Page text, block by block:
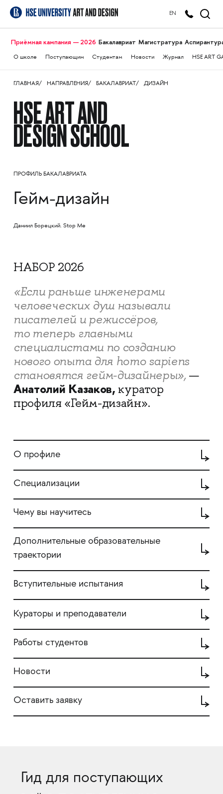
EN
Приёмная кампания — 2026 Бакалавриат Магистратура
О школе Поступающим Студентам Новости Журнал HSE ART
ГЛАВНАЯ НАПРАВЛЕНИЯ БАКАЛАВРИАТ ДИЗАЙН
HSE ART AND
DESIGN SCHOOL
ПРОФИЛЬ БАКАЛАВРИАТА
Гейм-дизайн
Даниил Борецкий. Stop Me
НАБОР 2026
«Если раньше инженерами
человеческих душ называли
писателей и режиссёров,
то теперь главными
специалистами по созданию
нового опыта для homo sapiens
становятся гейм-дизайнеры»,—
Анатолий Казаков, куратор
профиля «Гейм-дизайн».
О профиле
Специализации
Чему вы научитесь
Дополнительные образовательные
траектории
Вступительные испытания
Кураторы и преподаватели
Работы студентов
Новости
Оставить заявку
Гид для поступающих